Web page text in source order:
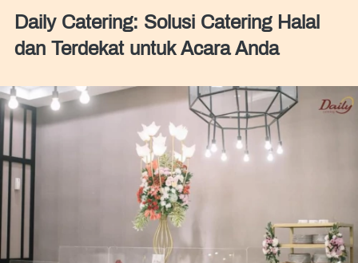
Daily Catering: Solusi Catering Halal
dan Terdekat untuk Acara Anda